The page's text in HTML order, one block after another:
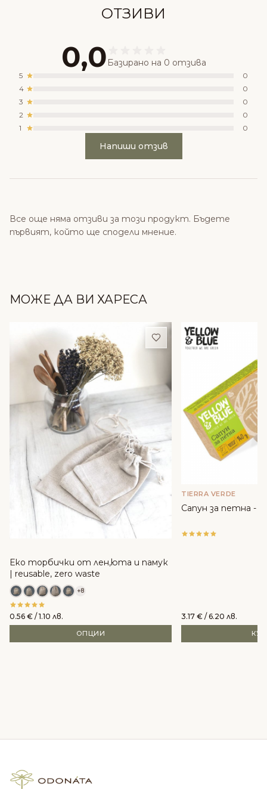
ОТЗИВИ
0,0 Базирано на 0 отзива
5
0
4
0
3
0
2
0
1
0
Напиши отзив
Все още няма отзиви за този продукт. Бъдете
първият, който ще сподели мнение.
МОЖЕ ДА ВИ ХАРЕСА
Добави в любими
Еко торбички от лен,юта и памук
| reusable, zero waste
+8
0.56 € / 1.10 лв.
ОПЦИИ
TIERRA VERDE
Сапун за петна -
3.17 € / 6.20 лв.